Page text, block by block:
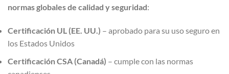
normas globales de calidad y seguridad:
Certificación UL (EE. UU.) – aprobado para su uso seguro en
los Estados Unidos
Certificación CSA (Canadá) – cumple con las normas